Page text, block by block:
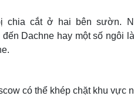
chia cắt ở hai bên sườn.
Dachne hay một số ngôi
có thể khép chặt khu vực